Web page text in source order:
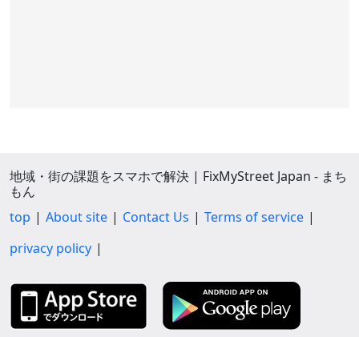
地域・街の課題をスマホで解決 | FixMyStreet Japan - まち
もん
top
About site Contact Us
Terms of service
privacy policy